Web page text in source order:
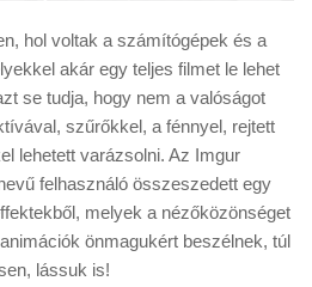
hol voltak a számítógépek és a
akár egy teljes filmet le lehet
se tudja, hogy nem a valóságot
szűrőkkel, a fénnyel, rejtett
lehetett varázsolni. Az Imgur
felhasználó összeszedett egy
melyek a nézőközönséget
önmagukért beszélnek, túl
lássuk is!